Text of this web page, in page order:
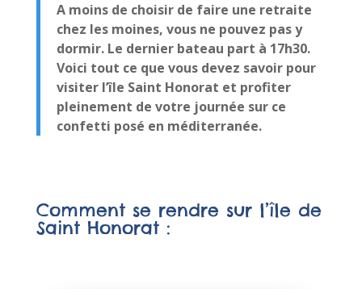
A moins de choisir de faire une retraite
chez les moines, vous ne pouvez pas y
dormir. Le dernier bateau part à 17h30.
Voici tout ce que vous devez savoir pour
visiter l’île Saint Honorat et profiter
pleinement de votre journée sur ce
confetti posé en méditerranée.
Comment se rendre sur l’île de
Saint Honorat :